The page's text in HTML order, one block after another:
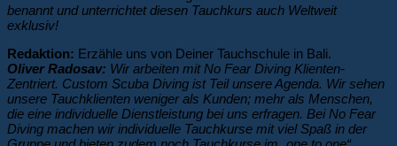
benannt und unterrichtet diesen Tauchkurs auch Weltweit
exklusiv!
Redaktion: Erzähle uns von Deiner Tauchschule in Bali.
Oliver Radosav: Wir arbeiten mit No Fear Diving Klienten-
Zentriert. Custom Scuba Diving ist Teil unsere Agenda. Wir sehen
unsere Tauchklienten weniger als Kunden; mehr als Menschen,
die eine individuelle Dienstleistung bei uns erfragen. Bei No Fear
Diving machen wir individuelle Tauchkurse mit viel Spaß in der